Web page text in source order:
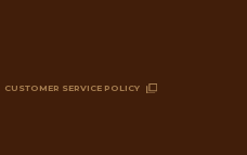
CUSTOMER SERVICE POLICY